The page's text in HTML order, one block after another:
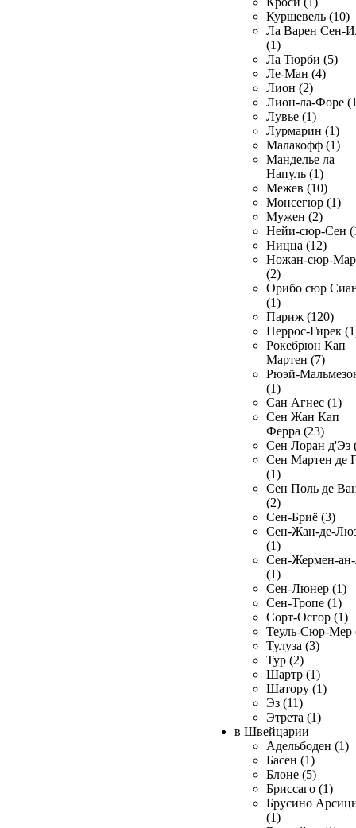
Куршевель (10)
Ла Варен Сен-
(1)
Ла Тюрби (5)
Ле-Ман (4)
Лион (2)
Лион-ла-Форе
Лувье (1)
Лурмарин (1)
Малакофф (1)
Манделье ла
Напуль (1)
Межев (10)
Монсегюр (1)
Мужен (2)
Нейи-сюр-Сен
Ницца (12)
Ножан-сюр-
(2)
Орибо сюр
(1)
Париж (120)
Перрос-Гирек
Рокебрюн Кап
Мартен (7)
Рюэй-
(1)
Сан Агнес (1)
Сен Жан Кап
Ферра (23)
Сен Лоран д'Эз
Сен Мартен де
(1)
Сен Поль де
(2)
Сен-Бриё (3)
Сен-Жан-де-
(1)
Сен-Жермен-
(1)
Сен-Люнер (1)
Сен-Тропе (1)
Сорт-Осгор (1)
Теуль-Сюр-Мер
Тулуза (3)
Тур (2)
Шартр (1)
Шатору (1)
Эз (11)
Этрета (1)
в Швейцарии
Адельбоден (1)
Басен (1)
Блоне (5)
Бриссаго (1)
Брусино
(1)